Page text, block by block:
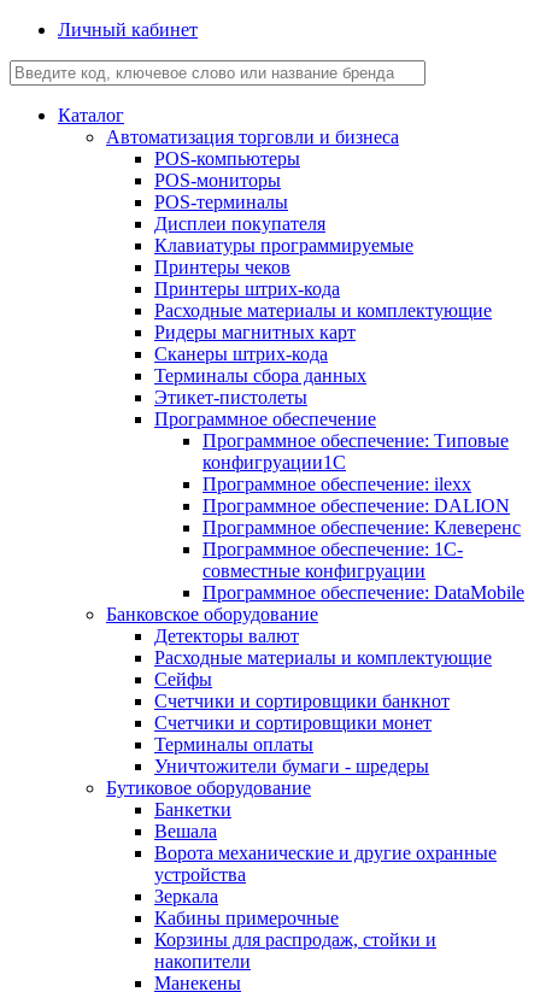
Личный кабинет
Каталог
Автоматизация торговли и бизнеса
POS-компьютеры
POS-мониторы
POS-терминалы
Дисплеи покупателя
Клавиатуры программируемые
Принтеры чеков
Принтеры штрих-кода
Расходные материалы и комплектующие
Ридеры магнитных карт
Сканеры штрих-кода
Терминалы сбора данных
Этикет-пистолеты
Программное обеспечение
Программное обеспечение: Типовые
конфигруации1С
Программное обеспечение: ilexx
Программное обеспечение: DALION
Программное обеспечение: Клеверенс
Программное обеспечение: 1С-
совместные конфигруации
Программное обеспечение: DataMobile
Банковское оборудование
Детекторы валют
Расходные материалы и комплектующие
Сейфы
Счетчики и сортировщики банкнот
Счетчики и сортировщики монет
Терминалы оплаты
Уничтожители бумаги - шредеры
Бутиковое оборудование
Банкетки
Вешала
Ворота механические и другие охранные
устройства
Зеркала
Кабины примерочные
Корзины для распродаж, стойки и
накопители
Манекены